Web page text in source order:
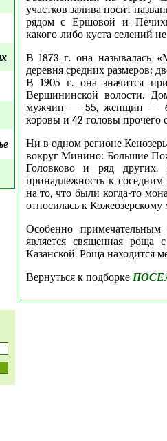
участков залива носит
рядом с Ершовой и
какого-либо куста селений
В 1873 г. она называлась
деревня средних
В 1905 г. она значится
Вершининской волости.
мужчин — 55, женщин — 65
коровы и 42 головы прочего
Ни в одном регионе
вокруг Минино: Большие
Головково и ряд других.
принадлежность к
на то, что были когда-то
относилась к
Особенно
является священная роща
Казанской. Роща находится
Вернуться к подборке